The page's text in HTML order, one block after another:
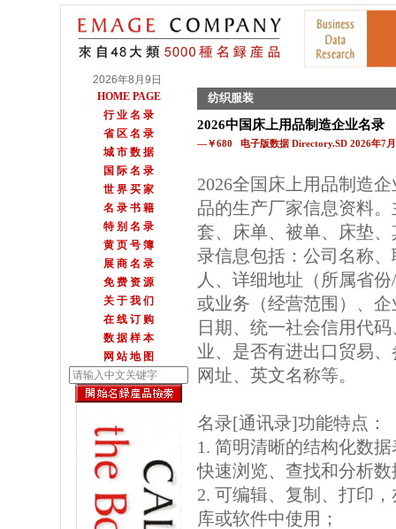
2026年8月9日
HOME PAGE
行 业 名 录
省 区 名 录
城 市 数 据
国 际 名 录
世 界 买 家
名 录 书 籍
特 别 名 录
黄 页 号 簿
展 商 名 录
免 费 资 源
关 于 我 们
在 线 订 购
数 据 样 本
网 站 地 图
纺织服装
2026中国床上用品制造企业名录
—￥680 电子版数据 Directory.SD 2026年7
2026全国床上用品制造
品的生产厂家信息资料
套、床单、被单、床垫
录信息包括：公司名称
人、详细地址（所属省
或业务（经营范围）、
日期、统一社会信用代
业、是否有进出口贸易
网址、英文名称等。
名录[通讯录]功能特点：
1. 简明清晰的结构化数
快速浏览、查找和分析数
2. 可编辑、复制、打印
库或软件中使用；